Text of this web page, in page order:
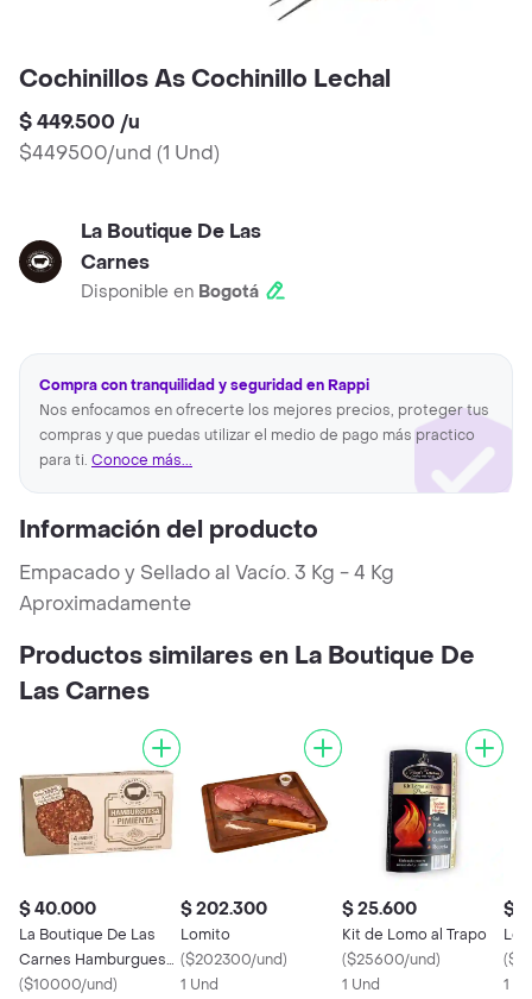
Cochinillos As Cochinillo Lechal
$ 449.500 /u
$449500/und (1 Und)
La Boutique De Las
Carnes
Disponible en Bogotá
Compra con tranquilidad y seguridad en Rappi
Nos enfocamos en ofrecerte los mejores precios, proteger tus
compras y que puedas utilizar el medio de pago más practico
para ti. Conoce más...
Información del producto
Empacado y Sellado al Vacío. 3 Kg - 4 Kg
Aproximadamente
Productos similares en La Boutique De
Las Carnes
$ 40.000
La Boutique De Las
Carnes Hamburguesa
Pimienta
($10000/und)
$ 202.300
Lomito
($202300/und)
1 Und
$ 25.600
Kit de Lomo al Trapo
($25600/und)
1 Und
$
(
1